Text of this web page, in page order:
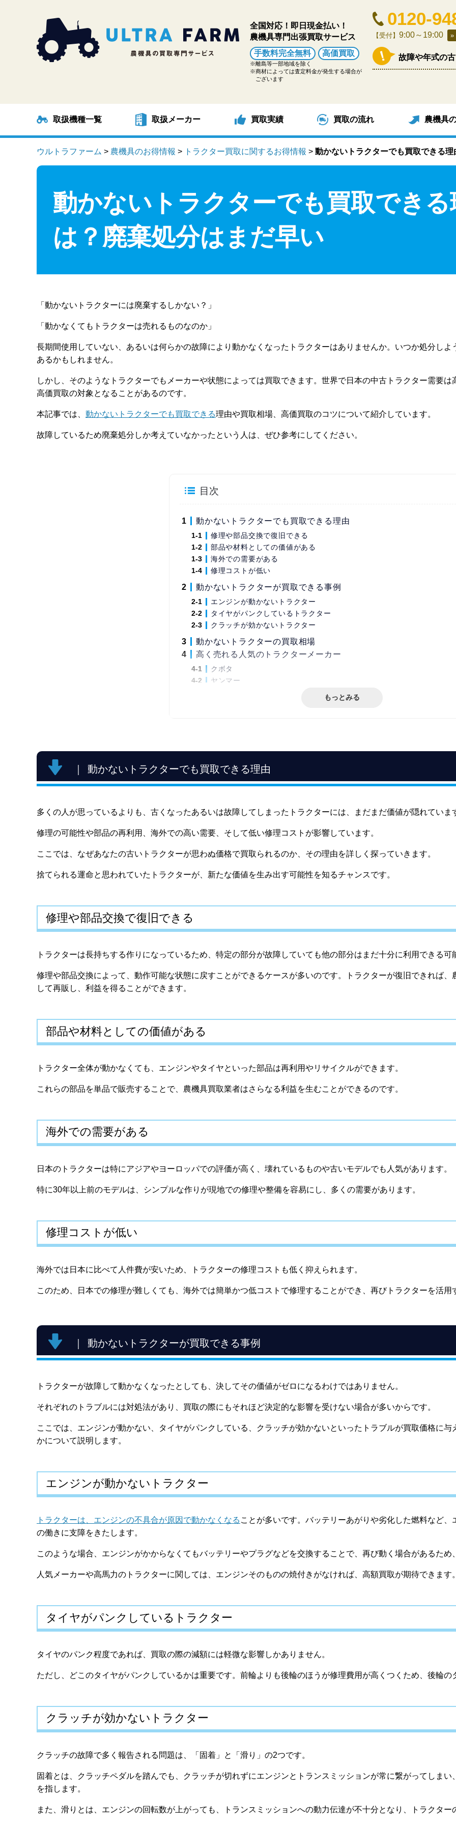
全国対応！即日現金払い！
農機具専門出張買取サービス
手数料完全無料
高価買取
離島等一部地域を除く
商材によっては査定料金が発生する場合が
ございます
0120-
【受付】 9:00～19:00
故障や年式の
取扱機種一覧 取扱メーカー 買取実績 買取の流れ 農機具
ウルトラファーム > 農機具のお得情報 > トラクター買取に関するお得情報 > 動かないトラクターでも買取できる
動かないトラクターでも買取でき
は？廃棄処分はまだ早い
「動かないトラクターには廃棄するしかない？」
「動かなくてもトラクターは売れるものなのか」
長期間使用していない、あるいは何らかの故障により動かなくなったトラクターはありませんか。いつか処分し
あるかもしれません。
しかし、そのようなトラクターでもメーカーや状態によっては買取できます。世界で日本の中古トラクター需要
高価買取の対象となることがあるのです。
本記事では、 動かないトラクターでも買取できる理由や買取相場、高価買取のコツについて紹介しています。
故障しているため廃棄処分しか考えていなかったという人は、ぜひ参考にしてください。
目次
動かないトラクターでも買取できる理由
修理や部品交換で復旧できる
部品や材料としての価値がある
海外での需要がある
修理コストが低い
動かないトラクターが買取できる事例
エンジンが動かないトラクター
タイヤがパンクしているトラクター
クラッチが効かないトラクター
動かないトラクターの買取相場
高く売れる人気のトラクターメーカー
クボタ
ヤンマー
トラクター買取の注意点
保管場所を整える
動かないトラクターならウルトラファームにご相談ください
もっとみる
動かないトラクターでも買取できる理由
多くの人が思っているよりも、古くなったあるいは故障してしまったトラクターには、まだまだ価値が隠れていま
修理の可能性や部品の再利用、海外での高い需要、そして低い修理コストが影響しています。
ここでは、なぜあなたの古いトラクターが思わぬ価格で買取られるのか、その理由を詳しく探っていきます。
捨てられる運命と思われていたトラクターが、新たな価値を生み出す可能性を知るチャンスです。
修理や部品交換で復旧できる
トラクターは長持ちする作りになっているため、特定の部分が故障していても他の部分はまだ十分に利用できる可
修理や部品交換によって、動作可能な状態に戻すことができるケースが多いのです。トラクターが復旧できれば
して再販し、利益を得ることができます。
部品や材料としての価値がある
トラクター全体が動かなくても、エンジンやタイヤといった部品は再利用やリサイクルができます。
これらの部品を単品で販売することで、農機具買取業者はさらなる利益を生むことができるのです。
海外での需要がある
日本のトラクターは特にアジアやヨーロッパでの評価が高く、壊れているものや古いモデルでも人気があります。
特に30年以上前のモデルは、シンプルな作りが現地での修理や整備を容易にし、多くの需要があります。
修理コストが低い
海外では日本に比べて人件費が安いため、トラクターの修理コストも低く抑えられます。
このため、日本での修理が難しくても、海外では簡単かつ低コストで修理することができ、再びトラクターを活
動かないトラクターが買取できる事例
トラクターが故障して動かなくなったとしても、決してその価値がゼロになるわけではありません。
それぞれのトラブルには対処法があり、買取の際にもそれほど決定的な影響を受けない場合が多いからです。
ここでは、エンジンが動かない、タイヤがパンクしている、クラッチが効かないといったトラブルが買取価格に
かについて説明します。
エンジンが動かないトラクター
トラクターは、エンジンの不具合が原因で動かなくなる ことが多いです。バッテリーあがりや劣化した燃料など
の働きに支障をきたします。
このような場合、エンジンがかからなくてもバッテリーやプラグなどを交換することで、再び動く場合があるため
人気メーカーや高馬力のトラクターに関しては、エンジンそのものの焼付きがなければ、高額買取が期待できます
タイヤがパンクしているトラクター
タイヤのパンク程度であれば、買取の際の減額には軽微な影響しかありません。
ただし、どこのタイヤがパンクしているかは重要です。前輪よりも後輪のほうが修理費用が高くつくため、後輪
クラッチが効かないトラクター
クラッチの故障で多く報告される問題は、「固着」と「滑り」の2つです。
固着とは、クラッチペダルを踏んでも、クラッチが切れずにエンジンとトランスミッションが常に繋がってしま
を指します。
また、滑りとは、エンジンの回転数が上がっても、トランスミッションへの動力伝達が不十分となり、トラクタ